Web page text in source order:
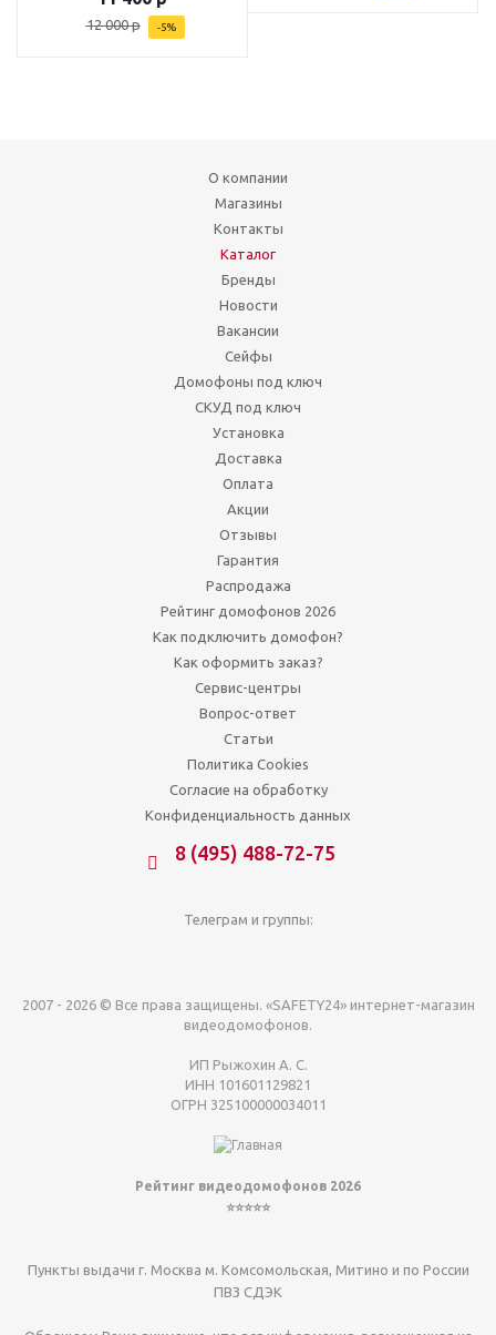
12 000р -5%
О компании
Магазины
Контакты
Каталог
Бренды
Новости
Вакансии
Сейфы
Домофоны под ключ
СКУД под ключ
Установка
Доставка
Оплата
Акции
Отзывы
Гарантия
Распродажа
Рейтинг домофонов 2026
Как подключить домофон?
Как оформить заказ?
Сервис-центры
Вопрос-ответ
Статьи
Политика Cookies
Согласие на обработку
Конфиденциальность данных
8 (495) 488-72-75
Телеграм и группы:
2007 - 2026 © Все права защищены. «SAFETY24» интернет-магазин
видеодомофонов.
ИП Рыжохин А. С.
ИНН 101601129821
ОГРН 325100000034011
Рейтинг видеодомофонов 2026
⭐⭐⭐⭐⭐
Пункты выдачи г. Москва м. Комсомольская, Митино и по России
ПВЗ СДЭК